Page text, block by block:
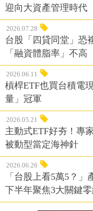
迎向大資產管理時代
2026.07.28
台股「四貸同堂」恐
「融資體脂率」不高
2026.06.11
槓桿ETF也買台積電
量」冠軍
2026.05.21
主動式ETF好夯！專
被動型當定海神針
2026.06.26
「台股上看5萬5？
下半年聚焦3大關鍵